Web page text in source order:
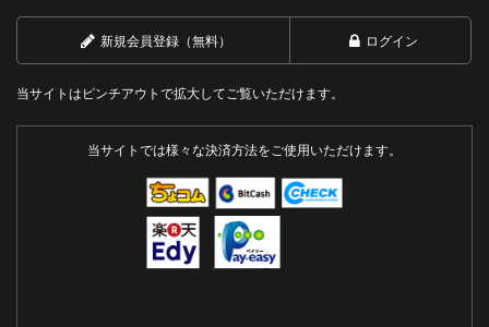
新規会員登録（無料） ログイン
当サイトはピンチアウトで拡大してご覧いただけます。
当サイトでは様々な決済方法をご使用いただけます。